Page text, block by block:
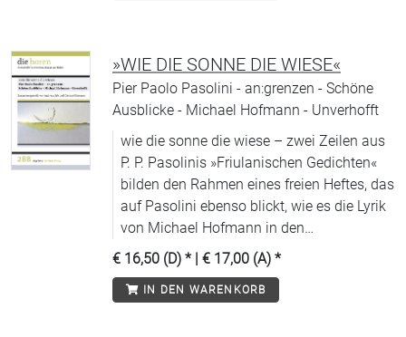
»WIE DIE SONNE DIE WIESE«
Pier Paolo Pasolini - an:grenzen - Schöne
Ausblicke - Michael Hofmann - Unverhofft
wie die sonne die wiese – zwei Zeilen aus
P. P. Pasolinis »Friulanischen Gedichten«
bilden den Rahmen eines freien Heftes, das
auf Pasolini ebenso blickt, wie es die Lyrik
von Michael Hofmann in den
Übersetzungen von Marcel Beyer und Jan
Wagner vorstellt.
€ 16,50 (D) * | € 17,00 (A) *
IN DEN WARENKORB